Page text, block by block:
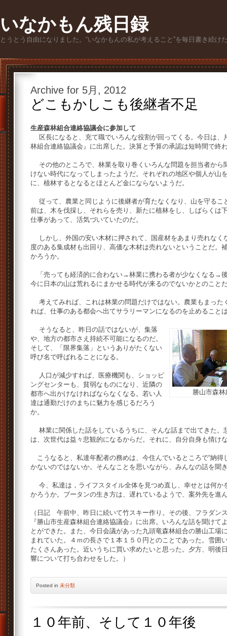
いなかもん残日録
とうとう自由になりました。“いなかもんの私が考えること”を毎日書き続け
Archive for 5月, 2012
どこもかしこも後継者不足
生産森林組合連絡協議会に参加して
区長になると、充て職でいろんな役割が回ってくる。今日は、
林組合連絡協議会』に出席した。決算と予算の承認は短時間で終
その他のところで、林業を取り巻くいろんな問題を担当者から
けない時代になってしまったようだ。それぞれの地区や個人が山
に、植林するとなるとほとんど金にならないようだ。
従って、農業と同じように後継者が育たなくなり、山を守るこ
前は、木を伐採し、それらを売り、新たに植林をし、しばらくは
仕事があって、活気づいていたのだ。
しかし、外国の安い木材に押されて、国産材をあまり売れなく
度のある集成材も出回り、高価な木材は売れないということだ。
かろうか。
「売っても経済的に合わない→林業に携わる者が少なくなる→
今に日本の山は荒れるにまかせる時代が来るのでないかとのこと
考えてみれば、これは林業の問題だけではない。農業もまった
れば、仕事のある都会へ出てサラリーマンになるのを止めること
勝山市森
そうなると、昨日の話ではないが、集落
や、地方の都市さえ持続不可能になるのだ。
そして、「限界集落」というありがたくない
呼び名で呼ばれることになる。
人口が減少すれば、医療機関も、ショッピ
ングセンターも、貧弱なものになり、近隣の
都市へ出かけなければならなくなる。若い人
達は通勤だけのまちに魅力を感じるだろう
か。
林業に関係した話をしているうちに、そんな話まで出てきた。
は、次世代は益々悲観的になるからだ。それに、自分自身も情け
こうなると、私達年配者の務めは、今住んでいるところで“納得
かないのではないか。そんなことを思いながら、みんなの話を聞
今、私達は，ライフスタイル全体を見つめ直し、幸せとは何か
かろうか。ブータンの生き方は、遅れているようで、案外先を進
（日記 午前中、昨日に続いて竹スキー作り。その後、フラダン
『勝山市生産森林組合連絡協議会』に出席。いろんな話を聞け
とができた。また、今日会議があった九頭竜森林組合の勝山工場
まれていた。４ｍの長さで１本１５０円とのことであった。雪囲
たくさんあった。近いうちに買い求めたいと思った。夕方、明後
響について打ち合わせをした。）
Posted in 未分類
１０年前、そして１０年後